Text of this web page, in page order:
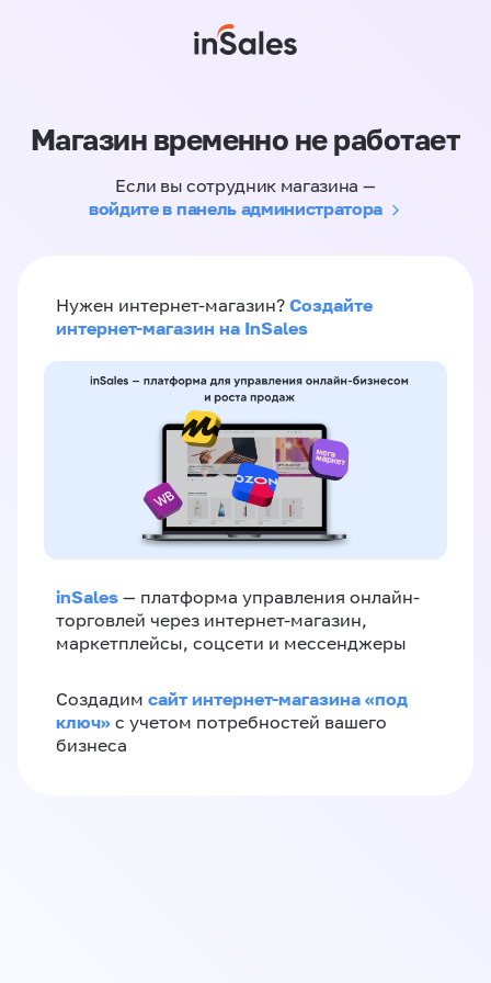
Магазин временно не работает
Если вы сотрудник магазина —
войдите в панель администратора
Нужен интернет-магазин? Создайте
интернет-магазин на InSales
inSales — платформа управления онлайн-
торговлей через интернет-магазин,
маркетплейсы, соцсети и мессенджеры
Создадим сайт интернет-магазина «под
ключ» с учетом потребностей вашего
бизнеса